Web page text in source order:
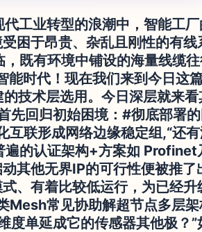
工业转型的浪潮中，智能工
困于昂贵、杂乱且刚性的有
既有环境中铺设的海量线缆
时代！现在我们来到今日这
技术层选用。今日深层就来
回归初始困境：#彻底部署
联形成网络边缘稳定组,“还
的认证架构+方案如
其他无界IP的可行性便被推
、有着比较低运行，为已经
常见协助解超节点多层
度单延成它的传感器其他极